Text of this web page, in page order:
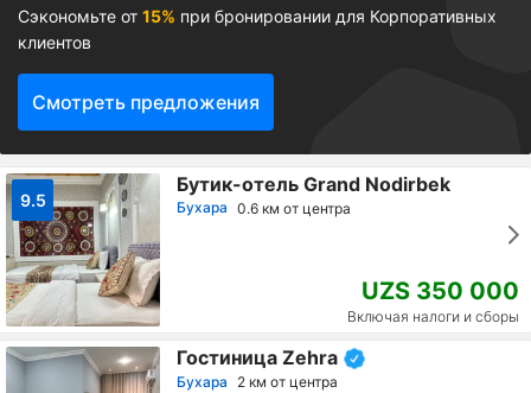
Сэкономьте от 15% при бронировании для Корпоративных
клиентов
Смотреть предложения
9.5
Бутик-отель Grand Nodirbek
Бухара 0.6 км от центра
UZS 350 000
Включая налоги и сборы
Гостиница Zehra
Бухара 2 км от центра